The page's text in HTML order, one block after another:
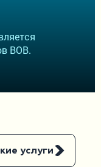
ВОВ.
услуги